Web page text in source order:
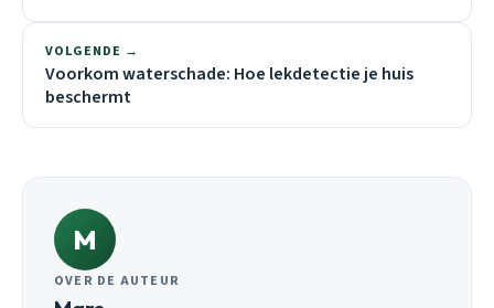
VOLGENDE →
Voorkom waterschade: Hoe lekdetectie je huis
beschermt
M
OVER DE AUTEUR